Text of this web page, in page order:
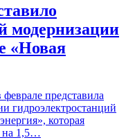
модернизации
«Новая
представила
гидроэлектростанций
которая
на 1,5…